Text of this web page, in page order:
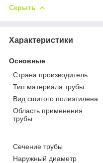
Скрыть
Характеристики
Основные
Страна производитель
Тип материала трубы
Вид сшитого полиэтилена
Область применения
трубы
Сечение трубы
Наружный диаметр